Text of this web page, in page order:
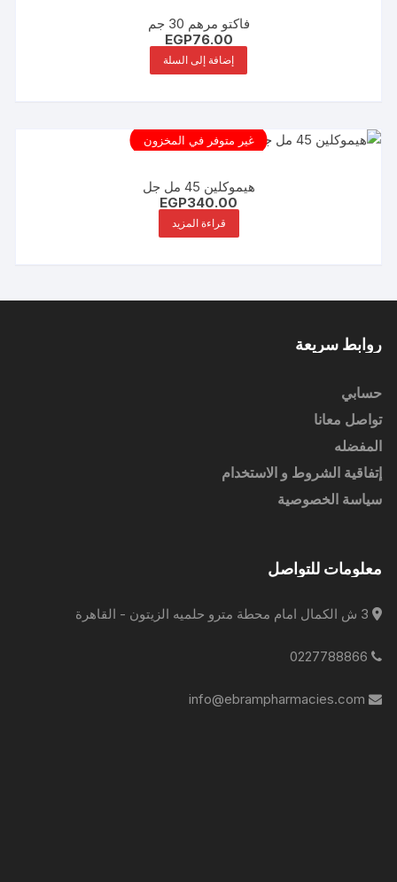
فاكتو مرهم 30 جم
EGP76.00
إضافة إلى السلة
غير متوفر في المخزون
هيموكلين 45 مل جل
EGP340.00
قراءة المزيد
روابط سريعة
حسابي
تواصل معانا
المفضله
إتفاقية الشروط و الاستخدام
سياسة الخصوصية
معلومات للتواصل